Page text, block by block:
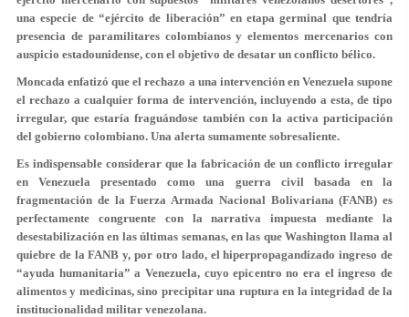
una especie de “ejército de liberación” en etapa germinal que tendría
presencia de paramilitares colombianos y elementos mercenarios con
auspicio estadounidense, con el objetivo de desatar un conflicto bélico.
Moncada enfatizó que el rechazo a una intervención en Venezuela supone
el rechazo a cualquier forma de intervención, incluyendo a esta, de tipo
irregular, que estaría fraguándose también con la activa participación
del gobierno colombiano. Una alerta sumamente sobresaliente.
Es indispensable considerar que la fabricación de un conflicto irregular
en Venezuela presentado como una guerra civil basada en la
fragmentación de la Fuerza Armada Nacional Bolivariana (FANB) es
perfectamente congruente con la narrativa impuesta mediante la
desestabilización en las últimas semanas, en las que Washington llama al
quiebre de la FANB y, por otro lado, el hiperpropagandizado ingreso de
“ayuda humanitaria” a Venezuela, cuyo epicentro no era el ingreso de
alimentos y medicinas, sino precipitar una ruptura en la integridad de la
institucionalidad militar venezolana.